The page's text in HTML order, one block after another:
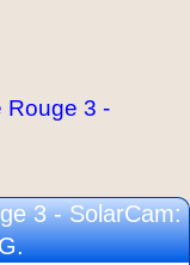
Rouge 3 -
3 - SolarCam: